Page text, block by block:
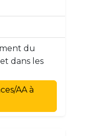
du
dans les
AA à